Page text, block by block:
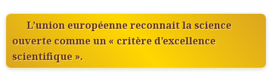
L’union européenne reconnait la science
ouverte comme un « critère d’excellence
scientifique ».